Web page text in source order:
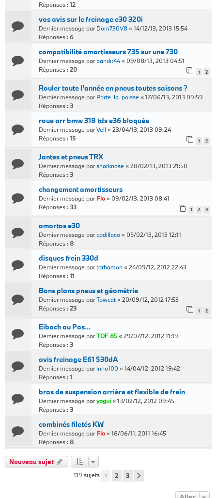
Réponses :12
vos avis sur le freinage e30 320i
Dernier message parDom730V8«14/12/13, 2013 15:54
Réponses : 6
compatibilité amortisseurs 735 sur une 730
Dernier message parbandit44« 09/08/13, 2013 04:51
Réponses :20 1 2
Rouler toute l'année en pneus toutes saisons ?
Dernier message parPorte_la_poisse«17/06/13, 2013 09:59
Réponses :3
roue arr bmw 318 tds e36 bloquée
Dernier message parVell «23/04/13, 2013 09:24
Réponses :15 1 2
Jantes et pneus TRX
Dernier message parsharknose«28/02/13, 2013 21:50
Réponses :3
changement amortisseurs
Dernier message parFlo« 09/02/13, 2013 08:41
Réponses :33 1 2 3
amortos e30
Dernier message parcadillaco« 05/02/13, 2013 12:11
Réponses : 8
disques frein 330d
Dernier message partdrhamon«24/09/12, 2012 22:43
Réponses :11
Bons plans pneus et géométrie
Dernier message parTowcat«20/09/12, 2012 17:53
Réponses :23 1 2
Eibach ou Pas...
Dernier message parTOF 85«29/07/12, 2012 11:19
Réponses :3
avis freinage E61 530dA
Dernier message parinno100 «14/04/12, 2012 19:42
Réponses :1
bras de suspension arrière et flexible de frein
Dernier message paryogui«13/02/12, 2012 09:45
Réponses :3
combinés filetés KW
Dernier message parFlo«18/06/11, 2011 16:45
Réponses : 8
Nouveau sujet
119 sujets 1 2 3